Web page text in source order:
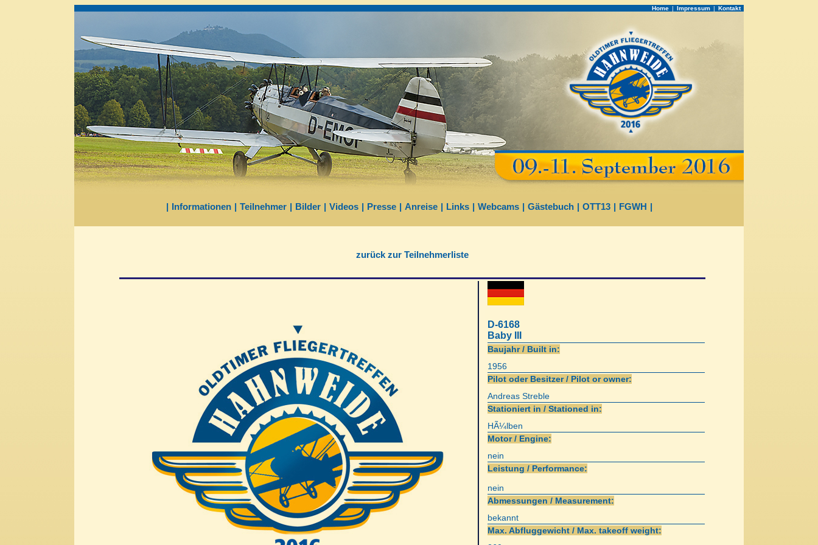
Home | Impressum | Kontakt
| Informationen | Teilnehmer | Bilder | Videos | Presse | Anreise | Links | Webcams | Gästebuch | OTT13 | FGWH |
zurück zur Teilnehmerliste
D-6168
Baby III
Baujahr / Built in:
1956
Pilot oder Besitzer / Pilot or owner:
Andreas Streble
Stationiert in / Stationed in:
HÃ¼lben
Motor / Engine:
nein
Leistung / Performance:
nein
Abmessungen / Measurement:
bekannt
Max. Abfluggewicht / Max. takeoff weight: